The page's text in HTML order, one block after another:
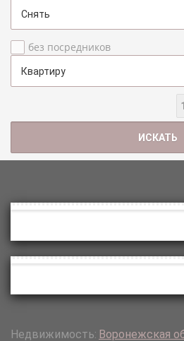
без посредников
Недвижимость: Воронежская